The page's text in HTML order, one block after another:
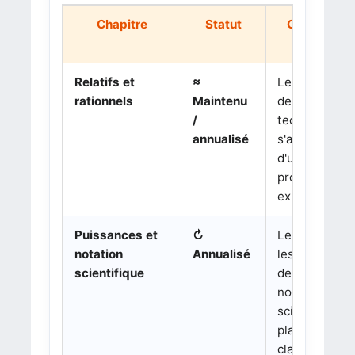
Chapitre Statut
Relatifs et
rationnels
≈
Maintenu
/
annualisé
Les calculs
deviennent
techniques ;
s'agit surtout
d'une
progression
explicite.
Puissances et
notation
scientifique
↻
Annualisé
Les
les
de 10 et la
notation
scientifique
placées plus
clairement